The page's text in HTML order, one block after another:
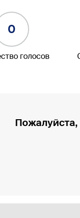
0
голосов
Пожалуйста,